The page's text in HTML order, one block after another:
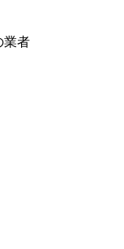
業者